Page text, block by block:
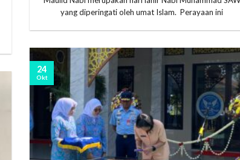
yang diperingati oleh umat Islam. Perayaan ini
24
Okt